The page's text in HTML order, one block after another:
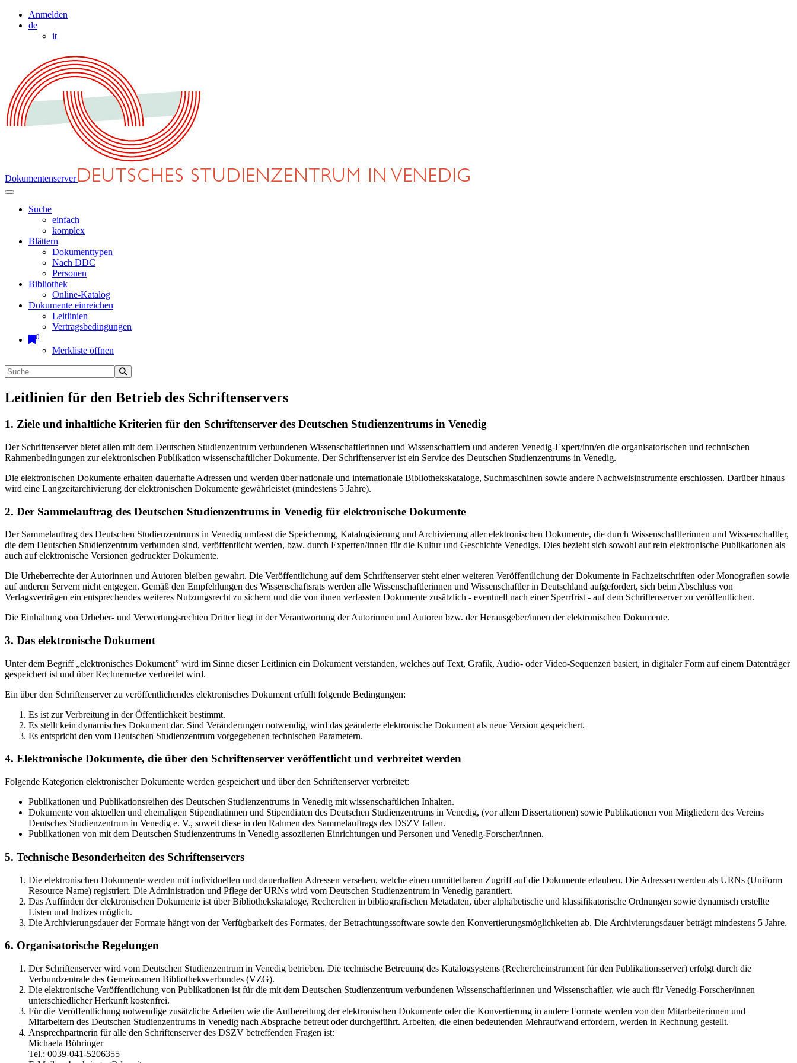
Anmelden
de
it
Dokumentenserver
Suche
einfach
komplex
Blättern
Dokumenttypen
Nach DDC
Personen
Bibliothek
Online-Katalog
Dokumente einreichen
Leitlinien
Vertragsbedingungen
0
Merkliste öffnen
Leitlinien für den Betrieb des Schriftenservers
1. Ziele und inhaltliche Kriterien für den Schriftenserver des Deutschen Studienzentrums in Venedig
Der Schriftenserver bietet allen mit dem Deutschen Studienzentrum verbundenen Wissenschaftlerinnen und Wissenschaftlern und anderen Venedig-Expert/inn/en die organisatorischen und technischen
Rahmenbedingungen zur elektronischen Publikation wissenschaftlicher Dokumente. Der Schriftenserver ist ein Service des Deutschen Studienzentrums in Venedig.
Die elektronischen Dokumente erhalten dauerhafte Adressen und werden über nationale und internationale Bibliothekskataloge, Suchmaschinen sowie andere Nachweisinstrumente erschlossen. Darüber hinaus
wird eine Langzeitarchivierung der elektronischen Dokumente gewährleistet (mindestens 5 Jahre).
2. Der Sammelauftrag des Deutschen Studienzentrums in Venedig für elektronische Dokumente
Der Sammelauftrag des Deutschen Studienzentrums in Venedig umfasst die Speicherung, Katalogisierung und Archivierung aller elektronischen Dokumente, die durch Wissenschaftlerinnen und Wissenschaftler,
die dem Deutschen Studienzentrum verbunden sind, veröffentlicht werden, bzw. durch Experten/innen für die Kultur und Geschichte Venedigs. Dies bezieht sich sowohl auf rein elektronische Publikationen als
auch auf elektronische Versionen gedruckter Dokumente.
Die Urheberrechte der Autorinnen und Autoren bleiben gewahrt. Die Veröffentlichung auf dem Schriftenserver steht einer weiteren Veröffentlichung der Dokumente in Fachzeitschriften oder Monografien sowie
auf anderen Servern nicht entgegen. Gemäß den Empfehlungen des Wissenschaftsrats werden alle Wissenschaftlerinnen und Wissenschaftler in Deutschland aufgefordert, sich beim Abschluss von
Verlagsverträgen ein entsprechendes weiteres Nutzungsrecht zu sichern und die von ihnen verfassten Dokumente zusätzlich - eventuell nach einer Sperrfrist - auf dem Schriftenserver zu veröffentlichen.
Die Einhaltung von Urheber- und Verwertungsrechten Dritter liegt in der Verantwortung der Autorinnen und Autoren bzw. der Herausgeber/innen der elektronischen Dokumente.
3. Das elektronische Dokument
Unter dem Begriff „elektronisches Dokument” wird im Sinne dieser Leitlinien ein Dokument verstanden, welches auf Text, Grafik, Audio- oder Video-Sequenzen basiert, in digitaler Form auf einem Datenträger
gespeichert ist und über Rechnernetze verbreitet wird.
Ein über den Schriftenserver zu veröffentlichendes elektronisches Dokument erfüllt folgende Bedingungen:
Es ist zur Verbreitung in der Öffentlichkeit bestimmt.
Es stellt kein dynamisches Dokument dar. Sind Veränderungen notwendig, wird das geänderte elektronische Dokument als neue Version gespeichert.
Es entspricht den vom Deutschen Studienzentrum vorgegebenen technischen Parametern.
4. Elektronische Dokumente, die über den Schriftenserver veröffentlicht und verbreitet werden
Folgende Kategorien elektronischer Dokumente werden gespeichert und über den Schriftenserver verbreitet:
Publikationen und Publikationsreihen des Deutschen Studienzentrums in Venedig mit wissenschaftlichen Inhalten.
Dokumente von aktuellen und ehemaligen Stipendiatinnen und Stipendiaten des Deutschen Studienzentrums in Venedig, (vor allem Dissertationen) sowie Publikationen von Mitgliedern des Vereins
Deutsches Studienzentrum in Venedig e. V., soweit diese in den Rahmen des Sammelauftrags des DSZV fallen.
Publikationen von mit dem Deutschen Studienzentrums in Venedig assoziierten Einrichtungen und Personen und Venedig-Forscher/innen.
5. Technische Besonderheiten des Schriftenservers
Die elektronischen Dokumente werden mit individuellen und dauerhaften Adressen versehen, welche einen unmittelbaren Zugriff auf die Dokumente erlauben. Die Adressen werden als URNs (Uniform
Resource Name) registriert. Die Administration und Pflege der URNs wird vom Deutschen Studienzentrum in Venedig garantiert.
Das Auffinden der elektronischen Dokumente ist über Bibliothekskataloge, Recherchen in bibliografischen Metadaten, über alphabetische und klassifikatorische Ordnungen sowie dynamisch erstellte
Listen und Indizes möglich.
Die Archivierungsdauer der Formate hängt von der Verfügbarkeit des Formates, der Betrachtungssoftware sowie den Konvertierungsmöglichkeiten ab. Die Archivierungsdauer beträgt mindestens 5 Jahre.
6. Organisatorische Regelungen
Der Schriftenserver wird vom Deutschen Studienzentrum in Venedig betrieben. Die technische Betreuung des Katalogsystems (Rechercheinstrument für den Publikationsserver) erfolgt durch die
Verbundzentrale des Gemeinsamen Bibliotheksverbundes (VZG).
Die elektronische Veröffentlichung von Publikationen ist für die mit dem Deutschen Studienzentrum verbundenen Wissenschaftlerinnen und Wissenschaftler, wie auch für Venedig-Forscher/innen
unterschiedlicher Herkunft kostenfrei.
Für die Veröffentlichung notwendige zusätzliche Arbeiten wie die Aufbereitung der elektronischen Dokumente oder die Konvertierung in andere Formate werden von den Mitarbeiterinnen und
Mitarbeitern des Deutschen Studienzentrums in Venedig nach Absprache betreut oder durchgeführt. Arbeiten, die einen bedeutenden Mehraufwand erfordern, werden in Rechnung gestellt.
Ansprechpartnerin für alle den Schriftenserver des DSZV betreffenden Fragen ist:
Michaela Böhringer
Tel.: 0039-041-5206355